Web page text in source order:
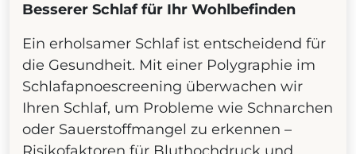
Besserer Schlaf für Ihr Wohlbefinden
Ein erholsamer Schlaf ist entscheidend für
die Gesundheit. Mit einer Polygraphie im
Schlafapnoescreening überwachen wir
Ihren Schlaf, um Probleme wie Schnarchen
oder Sauerstoffmangel zu erkennen –